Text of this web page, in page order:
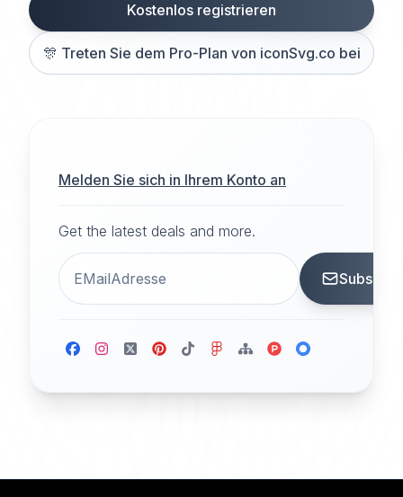
Kostenlos registrieren
🎊 Treten Sie dem Pro-Plan von iconSvg.co bei
Melden Sie sich in Ihrem Konto an
Get the latest deals and more.